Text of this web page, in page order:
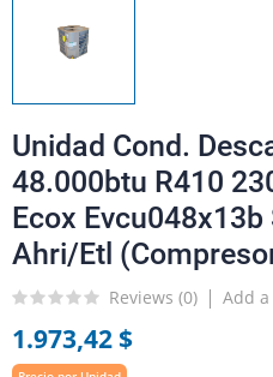
Unidad Cond.
48.000btu R410
Ecox Evcu048x13b
Ahri/Etl
Reviews (0) Add
1.973,42 $